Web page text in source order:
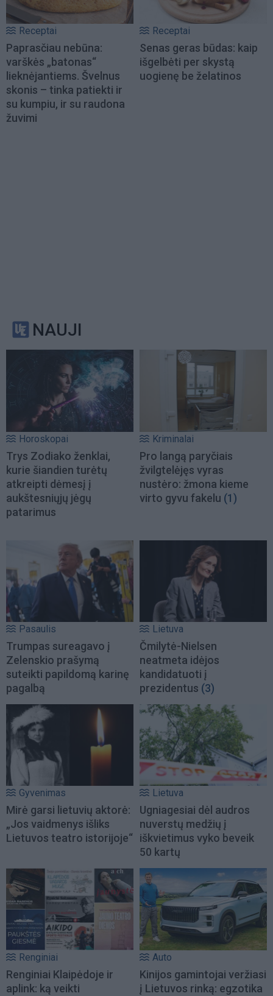
Receptai
Paprasčiau nebūna:
varškės „batonas“
lieknėjantiems. Švelnus
skonis – tinka patiekti ir
su kumpiu, ir su raudona
žuvimi
Receptai
Senas geras būdas: kaip
išgelbėti per skystą
uogienę be želatinos
NAUJI
Horoskopai
Trys Zodiako ženklai,
kurie šiandien turėtų
atkreipti dėmesį į
aukštesniųjų jėgų
patarimus
Kriminalai
Pro langą paryčiais
žvilgtelėjęs vyras
nustėro: žmona kieme
virto gyvu fakelu (1)
Pasaulis
Trumpas sureagavo į
Zelenskio prašymą
suteikti papildomą karinę
pagalbą
Lietuva
Čmilytė-Nielsen
neatmeta idėjos
kandidatuoti į
prezidentus (3)
Gyvenimas
Mirė garsi lietuvių aktorė:
„Jos vaidmenys išliks
Lietuvos teatro istorijoje“
Lietuva
Ugniagesiai dėl audros
nuverstų medžių į
iškvietimus vyko beveik
50 kartų
Renginiai
Renginiai Klaipėdoje ir
aplink: ką veikti
Auto
Kinijos gamintojai veržiasi
į Lietuvos rinką: egzotika